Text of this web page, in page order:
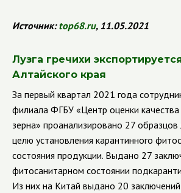
Источник:top68.ru, 11.05.2021
Лузга гречихи
Алтайского края
За первый квартал 2021 года
филиала ФГБУ «Центр оценки качества
зерна» проанализировано 27 образцов
целю установления карантинного
состояния продукции. Выдано 27
фитосанитарном состоянии
Из них на Китай выдано 20